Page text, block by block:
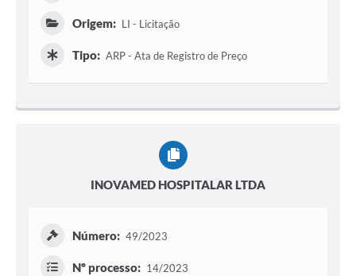
Origem: LI - Licitação
Tipo: ARP - Ata de Registro de Preço
INOVAMED HOSPITALAR LTDA
Número: 49/2023
Nº processo: 14/2023